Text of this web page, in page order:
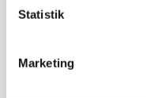
Statistik
Marketing